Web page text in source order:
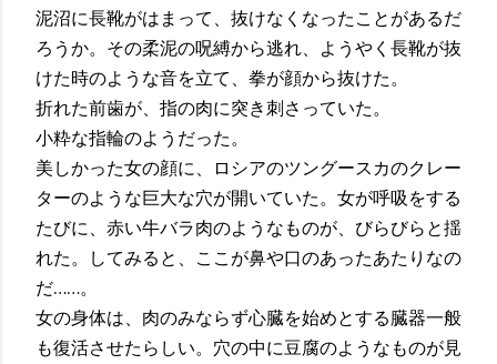
泥沼に長靴がはまって、抜けなくなったことがあるだ
ろうか。その柔泥の呪縛から逃れ、ようやく長靴が抜
けた時のような音を立て、拳が顔から抜けた。
折れた前歯が、指の肉に突き刺さっていた。
小粋な指輪のようだった。
美しかった女の顔に、ロシアのツングースカのクレー
ターのような巨大な穴が開いていた。女が呼吸をする
たびに、赤い牛バラ肉のようなものが、びらびらと揺
れた。してみると、ここが鼻や口のあったあたりなの
だ……。
女の身体は、肉のみならず心臓を始めとする臓器一般
も復活させたらしい。穴の中に豆腐のようなものが見